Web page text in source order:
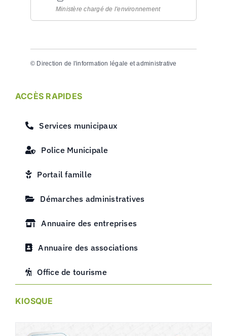
Ministère chargé de l'environnement
© Direction de l'information légale et administrative
ACCÈS RAPIDES
Services municipaux
Police Municipale
Portail famille
Démarches administratives
Annuaire des entreprises
Annuaire des associations
Office de tourisme
KIOSQUE